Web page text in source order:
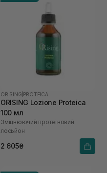
ORISING PROTEICA
ORISING Lozione Proteica
100 мл
Зміцнюючий протеїновий
лосьйон
2 605₴